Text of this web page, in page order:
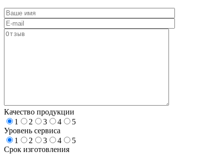
Качество продукции
1
2 3 4
5
Уровень сервиса
1
2 3 4
5
Срок изготовления